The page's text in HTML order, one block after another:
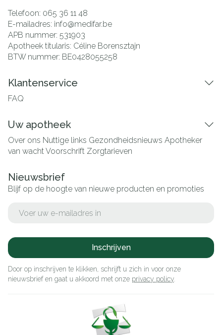
Telefoon: 065 36 11 48
E-mailadres: info@medifar.be
APB nummer: 531903
Apotheek titularis: Céline Borensztajn
BTW nummer: BE0428055258
Klantenservice
FAQ
Uw apotheek
Over ons Nuttige links Gezondheidsnieuws Apotheker
van wachtVoorschrift Zorgtarieven
Nieuwsbrief
Blijf op de hoogte van nieuwe producten en promoties
Inschrijven
Door op inschrijven te klikken, schrijft u zich in voor onze
nieuwsbrief en gaat u akkoord met onze privacy policy